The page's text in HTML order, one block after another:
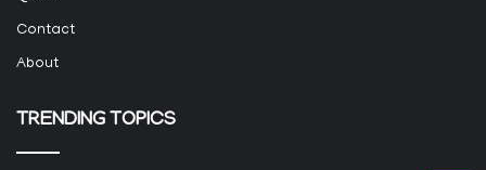
Contact
About
TRENDING TOPICS